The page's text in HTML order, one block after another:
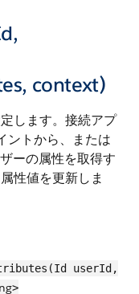
context)
します。接続アプ
ントから、または
ーの属性を取得す
性値を更新しま
userId,
>